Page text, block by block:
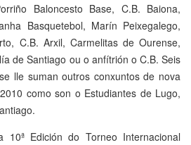
Baloncesto Base, C.B. Baiona,
Basquetebol, Marín Peixegalego,
C.B. Arxil, Carmelitas de Ourense,
de Santiago ou o anfítrión o C.B. Seis
lle suman outros conxuntos de nova
como son o Estudiantes de Lugo,
10ª Edición do Torneo Internacional